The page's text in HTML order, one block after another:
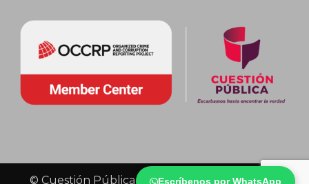
Escríbenos por WhatsApp
© Cuestión Pública 2018 - Todos los derechos